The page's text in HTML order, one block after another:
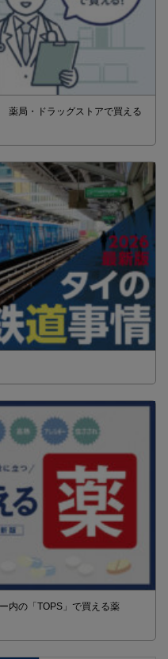
薬局・ドラッグストアで買える
内の「TOPS」で買える薬